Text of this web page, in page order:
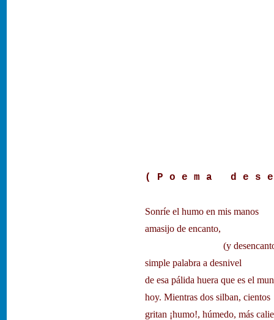
( P o e m a d e s
Sonríe el humo en mis manos
amasijo de encanto,
(y
simple palabra a desnivel
de esa pálida huera que es el
hoy. Mientras dos silban, cientos
gritan ¡humo!, húmedo, más